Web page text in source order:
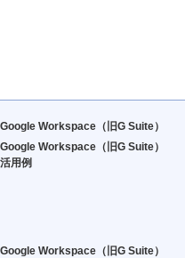
Google Workspace（旧G Suite）
Google Workspace（旧G Suite）
活用例
Google Workspace（旧G Suite）